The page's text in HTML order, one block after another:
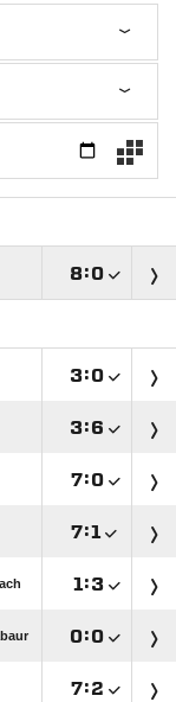
:
:
:
:
:
 :
:
: